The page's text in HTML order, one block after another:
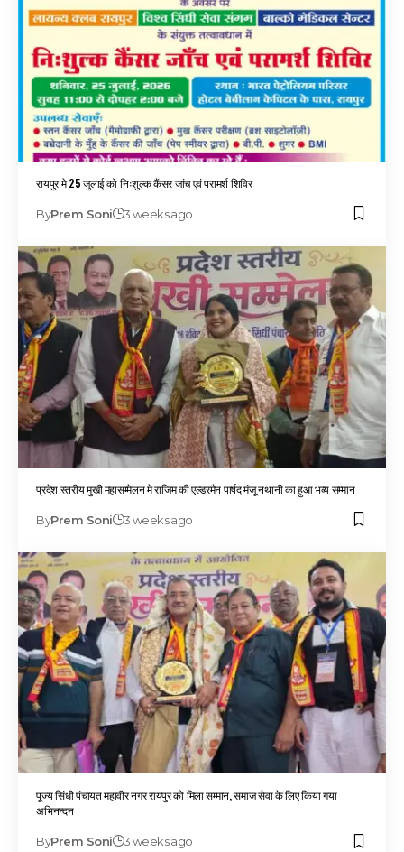
रायपुर मे 25 जुलाई को निःशुल्क कैंसर जांच एवं परामर्श शिविर
ByPrem Soni 3 weeks ago
प्रदेश स्तरीय मुखी महासम्मेलन मे राजिम की एल्डरमैन पार्षद मंजू नथानी का हुआ भव्य सम्मान
ByPrem Soni 3 weeks ago
पूज्य सिंधी पंचायत महावीर नगर रायपुर को मिला सम्मान, समाज सेवा के लिए किया गया
अभिनन्दन
ByPrem Soni 3 weeks ago